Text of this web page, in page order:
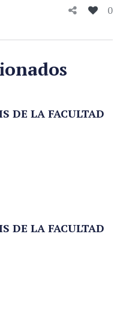
0
DE LA FACULTAD
DE LA FACULTAD